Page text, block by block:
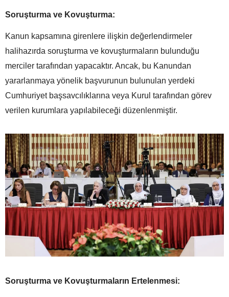
Soruşturma ve Kovuşturma:
Kanun kapsamına girenlere ilişkin değerlendirmeler
halihazırda soruşturma ve kovuşturmaların bulunduğu
merciler tarafından yapacaktır. Ancak, bu Kanundan
yararlanmaya yönelik başvurunun bulunulan yerdeki
Cumhuriyet başsavcılıklarına veya Kurul tarafından görev
verilen kurumlara yapılabileceği düzenlenmiştir.
Soruşturma ve Kovuşturmaların Ertelenmesi: